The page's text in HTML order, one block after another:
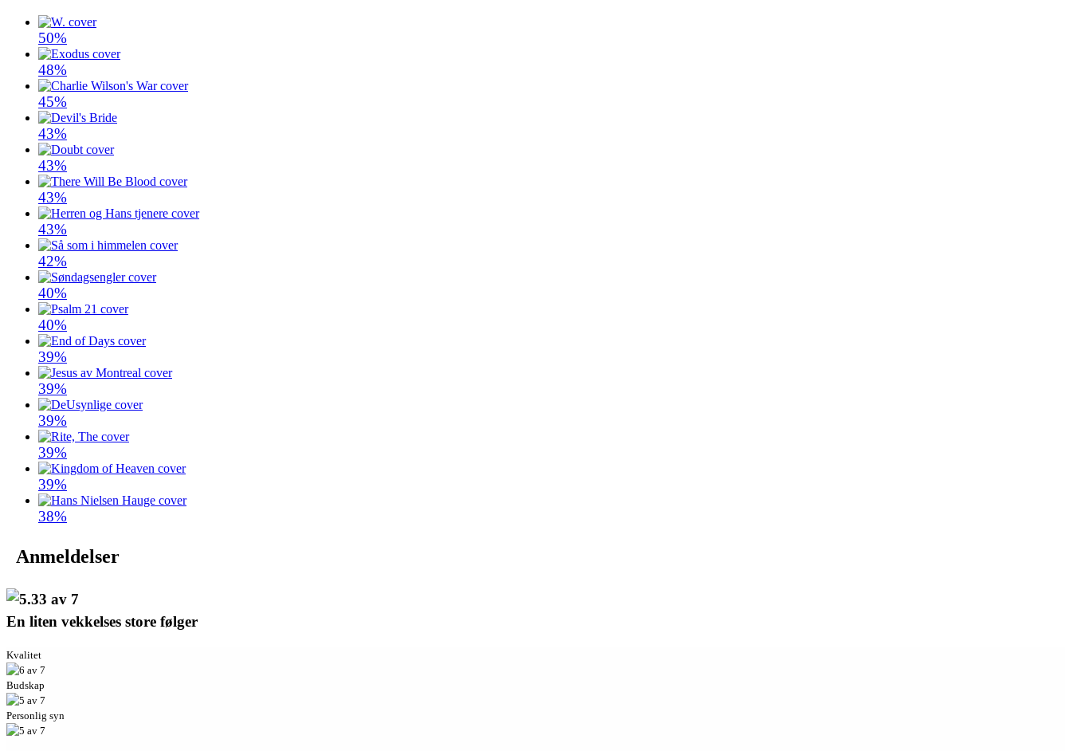
50%
48%
45%
43%
43%
43%
43%
42%
40%
40%
39%
39%
39%
39%
39%
38%
Anmeldelser
En liten vekkelses store følger
Kvalitet
Budskap
Personlig syn